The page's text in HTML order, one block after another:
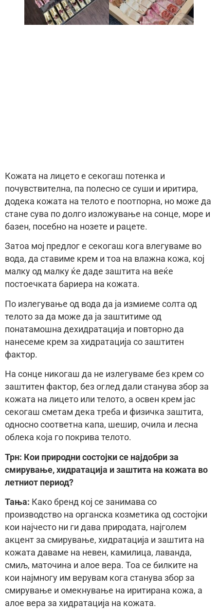
Кожата на лицето е секогаш потенка и
почувствителна, па полесно се суши и иритира,
додека кожата на телото е поотпорна, но може да
стане сува по долго изложување на сонце, море и
базен, посебно на нозете и рацете.
Затоа мој предлог е секогаш кога влегуваме во
вода, да ставиме крем и тоа на влажна кожа, кој
малку од малку ќе даде заштита на веќе
постоечката бариера на кожата.
По излегување од вода да ја измиеме солта од
телото за да може да ја заштитиме од
понатамошна дехидратација и повторно да
нанесеме крем за хидратација со заштитен
фактор.
На сонце никогаш да не излегуваме без крем со
заштитен фактор, без оглед дали станува збор за
кожата на лицето или телото, а освен крем јас
секогаш сметам дека треба и физичка заштита,
односно соответна капа, шешир, очила и лесна
облека која го покрива телото.
Трн: Кои природни состојки се најдобри за
смирување, хидратација и заштита на кожата во
летниот период?
Тања: Како бренд кој се занимава со
производство на органска козметика од состојки
кои најчесто ни ги дава природата, најголем
акцент за смирување, хидратација и заштита на
кожата даваме на невен, камилица, лаванда,
смиљ, маточина и алое вера. Тоа се билките на
кои најмногу им верувам кога станува збор за
смирување и омекнување на иритирана кожа, а
алое вера за хидратација на кожата.